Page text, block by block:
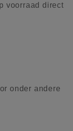
voorraad direct
onder andere